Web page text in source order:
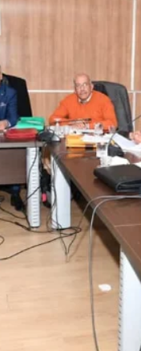
هذه مخرجات الحوار القطاعي